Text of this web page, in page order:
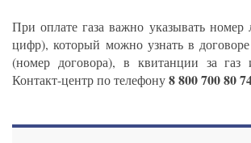
При оплате газа важно указывать номер
цифр), который можно узнать в договоре
(номер договора), в квитанции за газ
Контакт-центр по телефону8 800 700 80